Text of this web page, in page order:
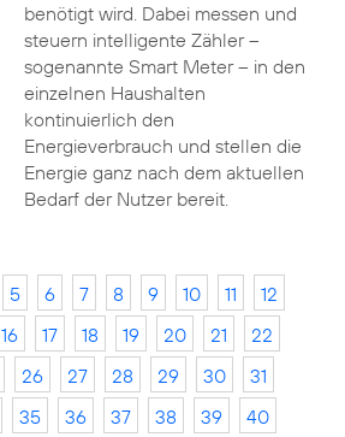
benötigt wird. Dabei messen und
steuern intelligente Zähler –
sogenannte Smart Meter – in den
einzelnen Haushalten
kontinuierlich den
Energieverbrauch und stellen die
Energie ganz nach dem aktuellen
Bedarf der Nutzer bereit.
5 6 7 8 9 10 11
12
16 17 18 19 20 21
22
26 27 28 29 30
31
35 36 37 38 39
40